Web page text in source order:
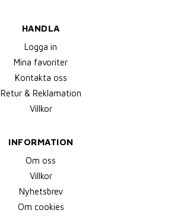
HANDLA
Logga in
Mina favoriter
Kontakta oss
Retur & Reklamation
Villkor
INFORMATION
Om oss
Villkor
Nyhetsbrev
Om cookies